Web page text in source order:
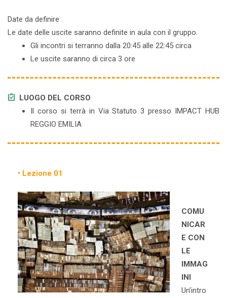
Date da definire
Le date delle uscite saranno definite in aula con il gruppo.
Gli incontri si terranno dalla 20:45 alle 22:45 circa
Le uscite saranno di circa 3 ore
LUOGO DEL CORSO
Il corso si terrà in Via Statuto 3 presso IMPACT HUB
REGGIO EMILIA
• Lezione 01
COMU
NICAR
E CON
LE
IMMAG
INI
Un’intro